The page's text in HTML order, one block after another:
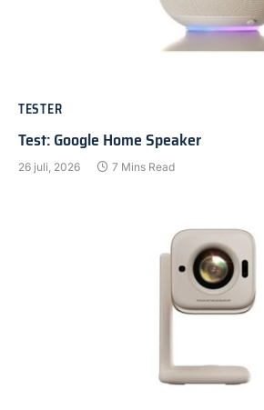
TESTER
Test: Google Home Speaker
26 juli, 2026 7 Mins Read